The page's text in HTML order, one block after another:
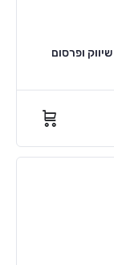
שיווק ופרסום